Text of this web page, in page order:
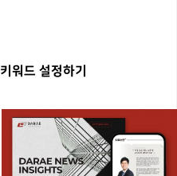
키워드 설정하기